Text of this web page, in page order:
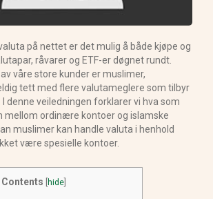
på nettet er det mulig å både kjøpe og
råvarer og ETF-er døgnet rundt.
våre store kunder er muslimer,
tett med flere valutameglere som tilbyr
denne veiledningen forklarer vi hva som
mellom ordinære kontoer og islamske
muslimer kan handle valuta i henhold
være spesielle kontoer.
Contents hide